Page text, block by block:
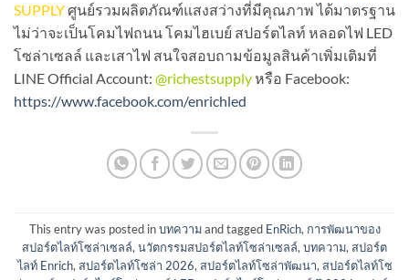
SUPPLYศูนย์รวมผลิตภัณฑ์แสงสว่างที่มีคุณภาพ ได้มาตรฐาน
ไม่ว่าจะเป็นโคมไฟถนน โคมไฮเบย์ สปอร์ตไลท์ หลอดไฟ LED
โซล่าเซลล์ และเสาไฟ สนใจสอบถามข้อมูลสินค้าเพิ่มเติมที่
LINE Official Account: @richestsupplyหรือ Facebook:
https://www.facebook.com/enrichled
This entry was posted inบทความand tagged EnRich, การพัฒนาของ
สปอร์ตไลท์โซล่าเซลล์, นวัตกรรมสปอร์ตไลท์โซล่าเซลล์, บทความ, สปอร์ต
ไลท์ Enrich, สปอร์ตไลท์โซล่า 2026, สปอร์ตไลท์โซล่าพัฒนา, สปอร์ตไลท์โซ